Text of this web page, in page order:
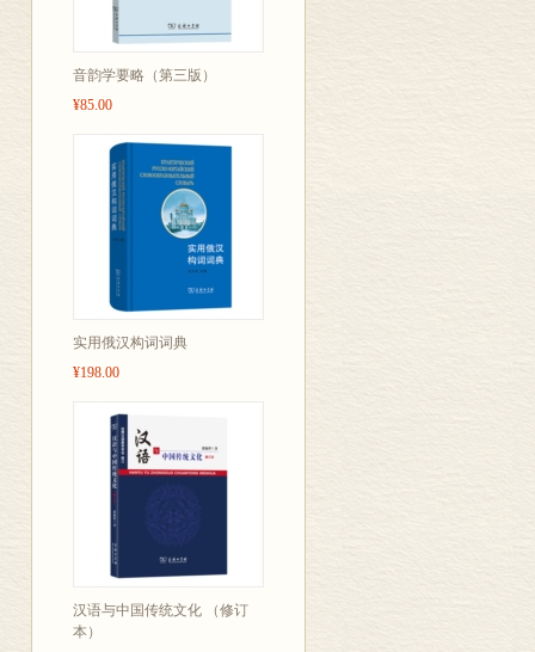
音韵学要略（第三版）
¥85.00
实用俄汉构词词典
¥198.00
汉语与中国传统文化 （修订
本）